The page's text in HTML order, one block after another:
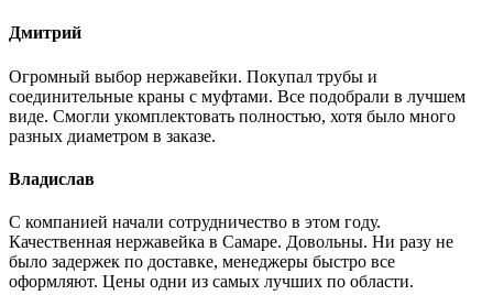
Дмитрий
Огромный выбор нержавейки. Покупал трубы и
соединительные краны с муфтами. Все подобрали в лучшем
виде. Смогли укомплектовать полностью, хотя было много
разных диаметром в заказе.
Владислав
С компанией начали сотрудничество в этом году.
Качественная нержавейка в Самаре. Довольны. Ни разу не
было задержек по доставке, менеджеры быстро все
оформляют. Цены одни из самых лучших по области.